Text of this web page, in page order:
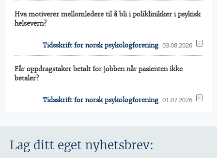
Hva motiverer mellomledere til å bli i poliklinikker i psykisk
helsevern?
Tidsskrift for norsk psykologforening 03.08.2026
Får oppdragstaker betalt for jobben når pasienten ikke
betaler?
Tidsskrift for norsk psykologforening 01.07.2026
Lag ditt eget nyhetsbrev: